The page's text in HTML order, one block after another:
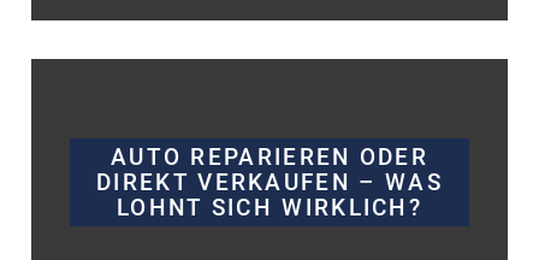
AUTO REPARIEREN ODER
DIREKT VERKAUFEN – WAS
LOHNT SICH WIRKLICH?